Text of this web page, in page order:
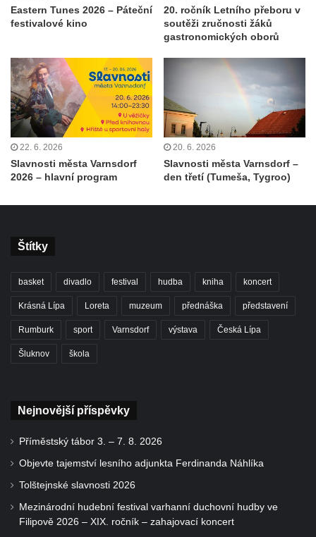
Eastern Tunes 2026 – Páteční
festivalové kino
20. ročník Letního přeboru v
soutěži zručnosti žáků
gastronomických oborů
22. 6. 2026
Slavnosti města Varnsdorf
2026 – hlavní program
20. 6. 2026
Slavnosti města Varnsdorf –
den třetí (Tumeša, Tygroo)
Štítky
basket divadlo festival hudba kniha koncert
Krásná Lípa Loreta muzeum přednáška představení
Rumburk sport Varnsdorf výstava Česká Lípa
Šluknov škola
Nejnovější příspěvky
Příměstský tábor 3. – 7. 8. 2026
Objevte tajemství lesního adjunkta Ferdinanda Náhlíka
Tolštejnské slavnosti 2026
Mezinárodní hudební festival varhanní duchovní hudby ve
Filipově 2026 – XIX. ročník – zahajovací koncert